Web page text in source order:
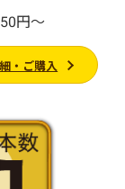
円～
・ご購入